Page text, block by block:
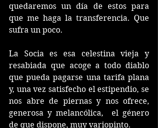
quedaremos un día de estos para
que me haga la transferencia. Que
sufra un poco.
La Socia es esa celestina vieja y
resabiada que acoge a todo diablo
que pueda pagarse una tarifa plana
y, una vez satisfecho el estipendio, se
nos abre de piernas y nos ofrece,
generosa y melancólica,  el género
de que dispone, muy variopinto.